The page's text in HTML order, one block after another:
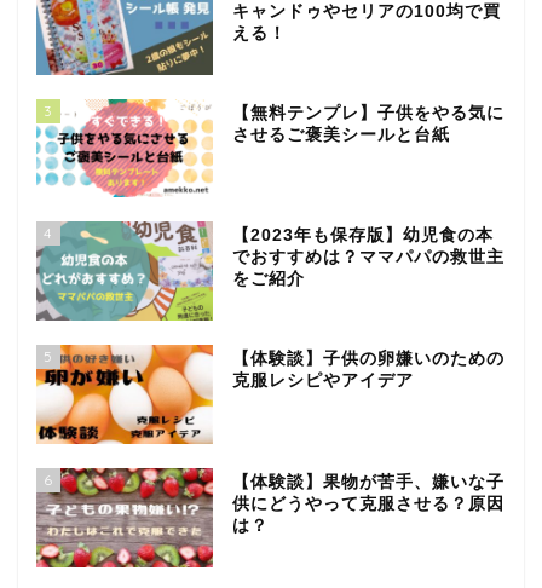
キャンドゥやセリアの100均で買
える！
3
【無料テンプレ】子供をやる気に
させるご褒美シールと台紙
4
【2023年も保存版】幼児食の本
でおすすめは？ママパパの救世主
をご紹介
5
【体験談】子供の卵嫌いのための
克服レシピやアイデア
6
【体験談】果物が苦手、嫌いな子
供にどうやって克服させる？原因
は？